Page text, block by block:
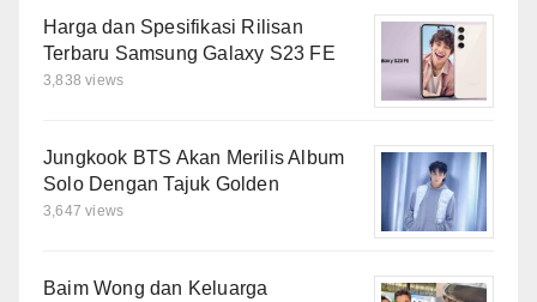
Harga dan Spesifikasi Rilisan
Terbaru Samsung Galaxy S23 FE
3,838 views
Jungkook BTS Akan Merilis Album
Solo Dengan Tajuk Golden
3,647 views
Baim Wong dan Keluarga